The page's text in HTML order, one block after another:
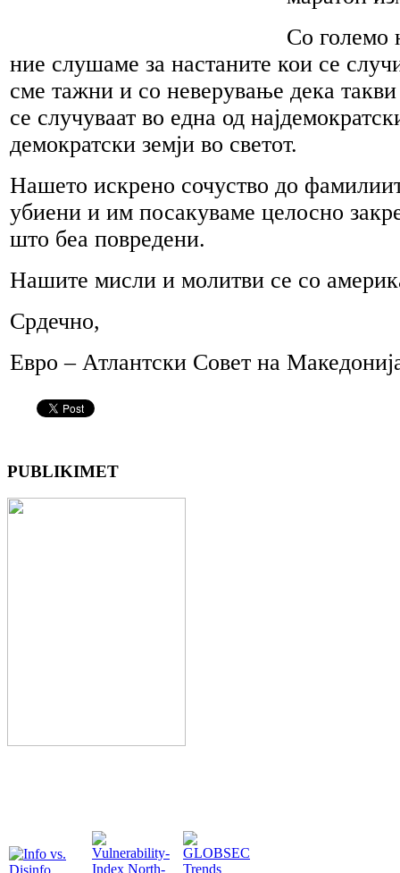
Со големо
ние слушаме за настаните кои се
сме тажни и со неверување дека
се случуваат во една од
демократски земји во светот.
Нашето искрено сочуство до
убиени и им посакуваме целосно
што беа повредени.
Нашите мисли и молитви се со
Срдечно,
Евро – Атлантски Совет на
PUBLIKIMET